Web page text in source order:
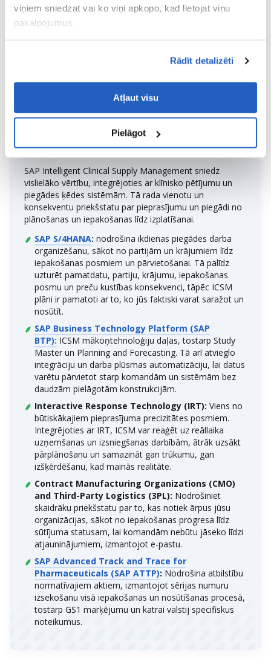
viņiem sniedzat vai ko viņi apkopo, kad lietojat viņu
pakalpojumus.
Rādīt detalizēti
Atļaut visu
Pielāgot
SAP ICSM integrācijas
SAP Intelligent Clinical Supply Management sniedz
vislielāko vērtību, integrējoties ar klīnisko pētījumu un
piegādes ķēdes sistēmām. Tā rada vienotu un
konsekventu priekšstatu par pieprasījumu un piegādi no
plānošanas un iepakošanas līdz izplatīšanai.
SAP S/4HANA: nodrošina ikdienas piegādes darba
organizēšanu, sākot no partijām un krājumiem līdz
iepakošanas posmiem un pārvietošanai. Tā palīdz
uzturēt pamatdatu, partiju, krājumu, iepakošanas
posmu un preču kustības konsekvenci, tāpēc ICSM
plāni ir pamatoti ar to, ko jūs faktiski varat saražot un
nosūtīt.
SAP Business Technology Platform (SAP
BTP): ICSM mākoņtehnoloģiju daļas, tostarp Study
Master un Planning and Forecasting. Tā arī atvieglo
integrāciju un darba plūsmas automatizāciju, lai datus
varētu pārvietot starp komandām un sistēmām bez
daudzām pielāgotām konstrukcijām.
Interactive Response Technology (IRT): Viens no
būtiskākajiem pieprasījuma precizitātes posmiem.
Integrējoties ar IRT, ICSM var reaģēt uz reāllaika
uzņemšanas un izsniegšanas darbībām, ātrāk uzsākt
pārplānošanu un samazināt gan trūkumu, gan
izšķērdēšanu, kad mainās realitāte.
Contract Manufacturing Organizations (CMO)
and Third-Party Logistics (3PL): Nodrošiniet
skaidrāku priekšstatu par to, kas notiek ārpus jūsu
organizācijas, sākot no iepakošanas progresa līdz
sūtījuma statusam, lai komandām nebūtu jāseko līdzi
atjauninājumiem, izmantojot e-pastu.
SAP Advanced Track and Trace for
Pharmaceuticals (SAP ATTP): Nodrošina atbilstību
normatīvajiem aktiem, izmantojot sērijas numuru
izsekošanu visā iepakošanas un nosūtīšanas procesā,
tostarp GS1 marķējumu un katrai valstij specifiskus
noteikumus.